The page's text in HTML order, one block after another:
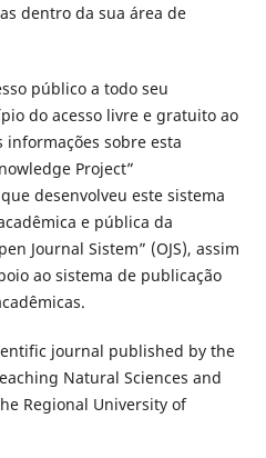
dentro da sua área de
público a todo seu
do acesso livre e gratuito ao
informações sobre esta
Project”
desenvolveu este sistema
e pública da
Journal Sistem” (OJS), assim
ao sistema de publicação
journal published by the
Natural Sciences and
Regional University of